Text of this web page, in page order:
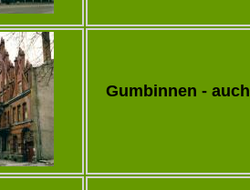
Gumbinnen -